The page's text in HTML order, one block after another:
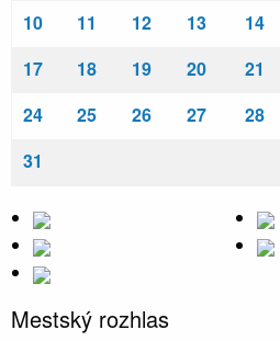
10 11 12 13 14
17
18 19 20 21
24
25 26 27 28
31
Mestský rozhlas